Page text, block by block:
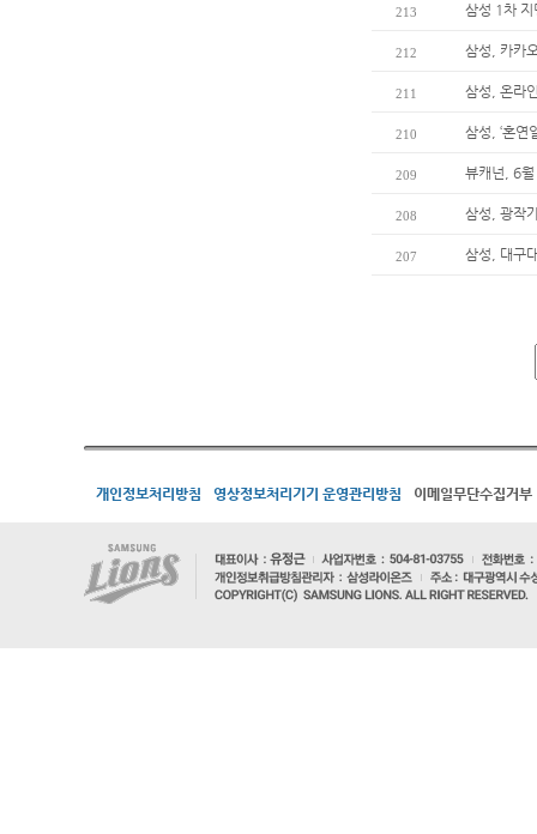
213 삼성 1차 지
212 삼성, 카카
211 삼성, 온라
210 삼성, ‘혼연
209 뷰캐넌, 6
208 삼성, 광작
207 삼성, 대구
개인정보처리방침 영상정보처리기기 운영관리방침 이메일무단수집거부